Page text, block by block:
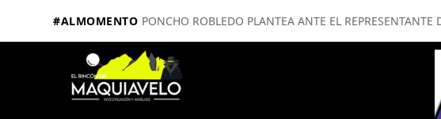
#ALMOMENTO PONCHO ROBLEDO PLANTEA ANTE EL REPRESENTANTE